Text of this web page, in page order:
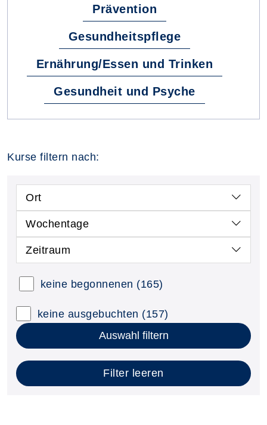
Prävention
Gesundheitspflege
Ernährung/Essen und Trinken
Gesundheit und Psyche
Kurse filtern nach:
Ort
Wochentage
Zeitraum
keine begonnenen (165)
keine ausgebuchten (157)
Auswahl filtern
Filter leeren